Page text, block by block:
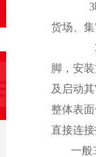
3
货场、
脚，安
及启动
整体表
直接连
一般